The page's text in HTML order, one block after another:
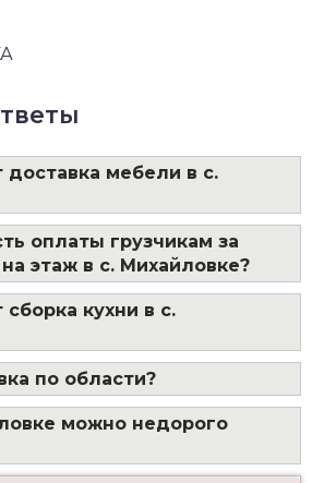
доставка мебели в с.
оплаты грузчикам за
этаж в с. Михайловке?
кухни в с.
по области?
можно недорого